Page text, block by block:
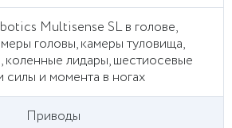
Multisense SL в голове,
головы, камеры туловища,
коленные лидары, шестиосевые
силы и момента в ногах
Приводы